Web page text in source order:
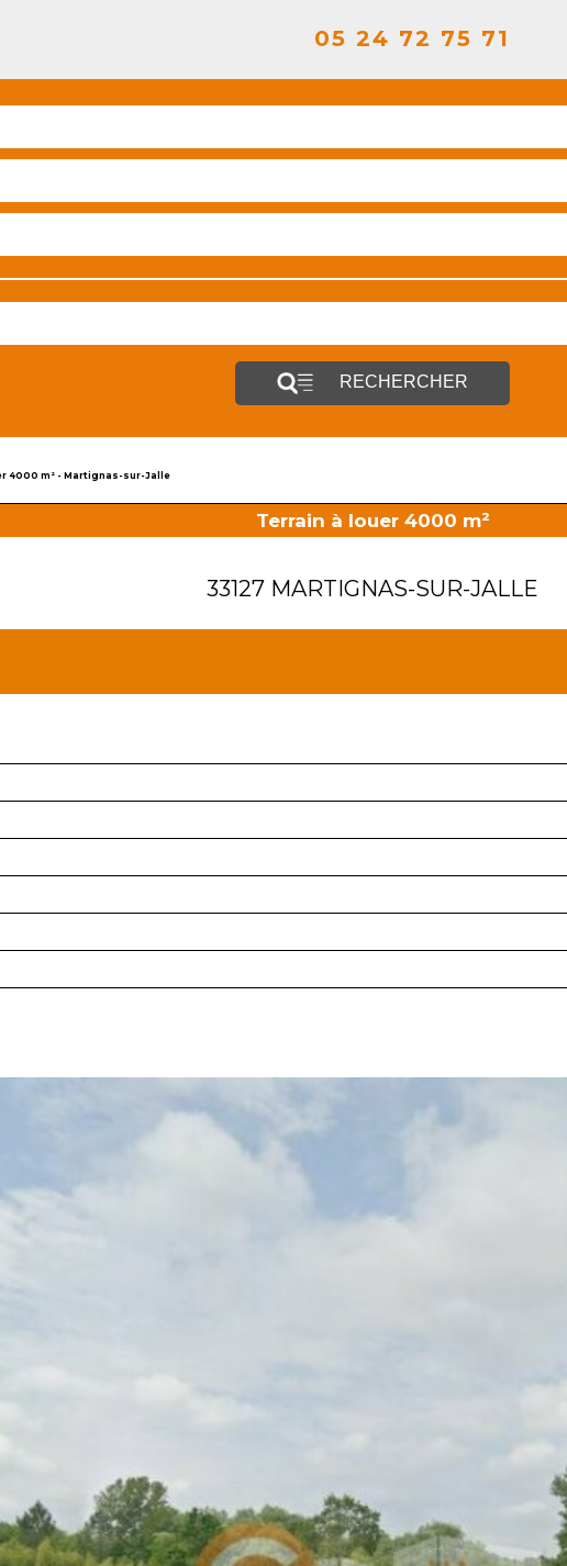
05 24 72 75 71
RECHERCHER
4000 m² - Martignas-sur-Jalle
Terrain à louer 4000 m²
33127 MARTIGNAS-SUR-JALLE